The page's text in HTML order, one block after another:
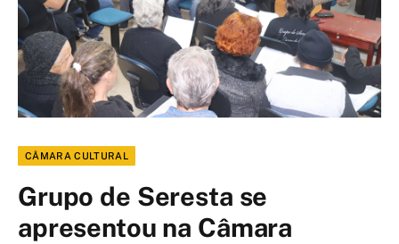
CÂMARA CULTURAL
Grupo de Seresta se
apresentou na Câmara